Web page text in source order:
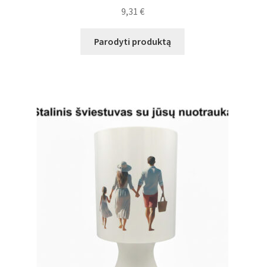
9,31 €
Parodyti produktą